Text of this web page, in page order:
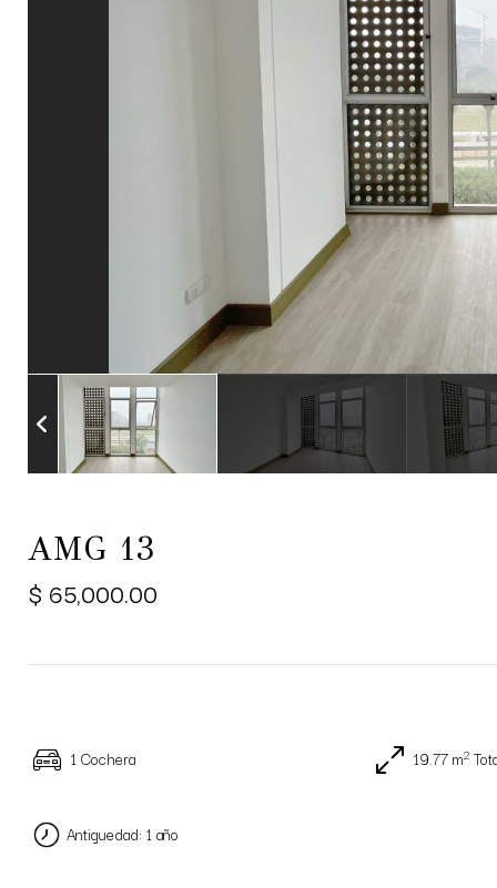
AMG 13
$ 65,000.00
1 Cochera 19.77 m2
Antiguedad: 1 año